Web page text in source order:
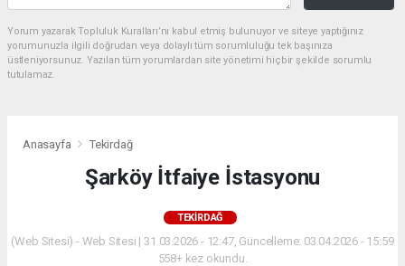
Yorum yazarak Topluluk Kuralları’nı kabul etmiş bulunuyor ve siteye yaptığınız
yorumunuzla ilgili doğrudan veya dolaylı tüm sorumluluğu tek başınıza
üstleniyorsunuz. Yazılan tüm yorumlardan site yönetimi hiçbir şekilde sorumlu
tutulamaz.
Anasayfa Tekirdağ
Şarköy İtfaiye İstasyonu
TEKIRDAĞ
(Web Sitesi) - Web Sitesi | 31.03.2026 - 12:47, Güncelleme: 03.04.2026 - 15:59
558+ kez okundu.